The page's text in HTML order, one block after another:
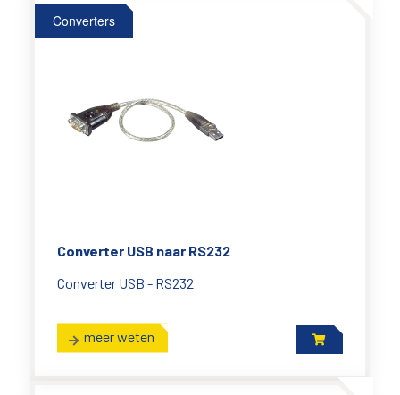
Converters
Converter USB naar RS232
Converter USB - RS232
meer weten